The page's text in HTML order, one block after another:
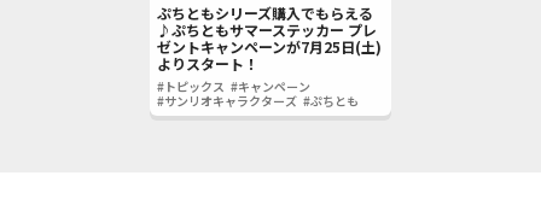
ぷちともシリーズ購入でもらえる
♪ぷちともサマーステッカー プレ
ゼントキャンペーンが7月25日(土)
よりスタート！
#トピックス #キャンペーン
#サンリオキャラクターズ #ぷちとも